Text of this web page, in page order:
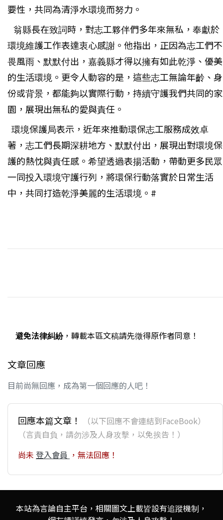
要性，共同為清淨水環境而努力。
翁縣長在致詞時，對志工夥伴們多年來無私，奉獻於
環境維護工作表達衷心感謝。他指出，正因為志工們不
畏風雨、默默付出，嘉義縣才得以擁有如此乾淨、優美
的生活環境。更令人動容的是，這些志工無論年齡、身
份或背景，都能夠以實際行動，持續守護我們共同的家
園，展現出無私的愛與責任。
環境保護局表示，近年來推動環保志工服務成效卓
著，志工們長期深耕地方、默默付出，展現出對環境保
護的熱忱與責任感。希望透過表揚活動，帶動更多民眾
一同投入環境守護行列，將環保行動落實於日常生活
中，共同打造乾淨美麗的生活環境。#
避免法律糾紛，轉載本區文稿請先徵得原作者同意！
文章回應
目前尚無回應，成為第一個回應的人吧！
回應本篇文章！
（以下回應不會連結到FaceBook）
（言責自負，請勿涉及人身攻擊，以免挨告！）
尚未 登入會員 ，無法回應！
本站為言論自主平台，相關圖文上載皆設有追蹤機制，